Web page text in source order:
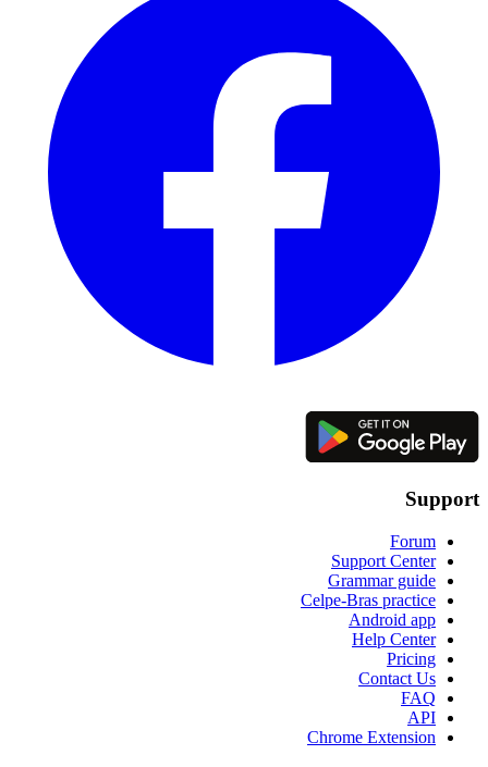
Support
Forum
Support Center
Grammar guide
Celpe-Bras practice
Android app
Help Center
Pricing
Contact Us
FAQ
API
Chrome Extension